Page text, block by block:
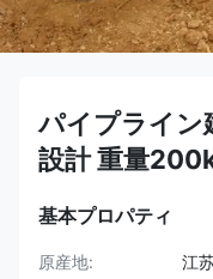
パイプライン
設計 重量
基本プロパティ
原産地:
江